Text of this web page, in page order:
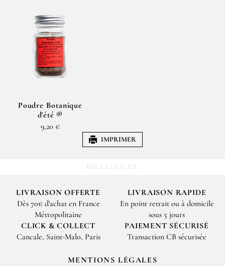
Poudre Botanique
d'été ®
9,20 €
IMPRIMER
RŒLLINGER
LIVRAISON OFFERTE
Dès 70€ d'achat en France
Métropolitaine
LIVRAISON RAPIDE
En point retrait ou à domicile
sous 5 jours
CLICK & COLLECT
Cancale, Saint-Malo, Paris
PAIEMENT SÉCURISÉ
Transaction CB sécurisée
MENTIONS LÉGALES